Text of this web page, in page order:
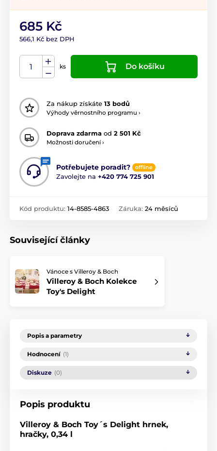
685 Kč
566,1 Kč bez DPH
ks Do košíku
Za nákup získáte 13 bodů
Výhody věrnostního programu ›
Doprava zdarma od 2 501 Kč
Možnosti doručení ›
Potřebujete poradit? offline
Zavolejte na +420 774 725 901
Kód produktu: 14-8585-4863 Záruka: 24 měsíců
Související články
Vánoce s Villeroy & Boch
Villeroy & Boch Kolekce
Toy's Delight
Popis a parametry
Hodnocení (1)
Diskuze (0)
Popis produktu
Villeroy & Boch Toy´s Delight hrnek,
hračky, 0,34 l